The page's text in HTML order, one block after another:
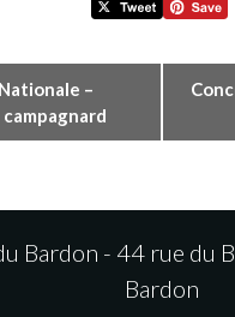
–
Bardon - 44 rue du
Bardon